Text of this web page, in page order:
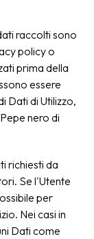
raccolti sono
policy o
prima della
essere
Dati di Utilizzo,
nero di
richiesti da
Se l'Utente
per
Nei casi in
Dati come